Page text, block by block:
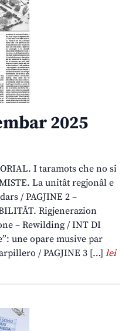
2025
I taramots che no si
La unitât regjonâl e
/ PAGJINE 2 –
Rigjenerazion
– Rewilding / INT DI
une opare musive par
/ PAGJINE 3 […] lei